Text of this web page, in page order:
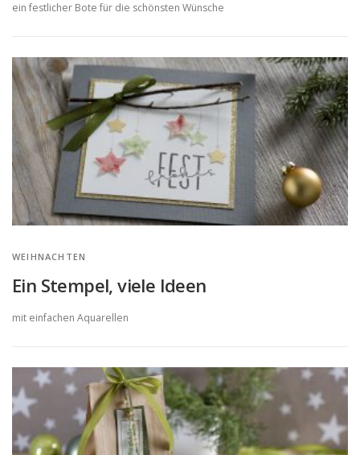
ein festlicher Bote für die schönsten Wünsche
WEIHNACHTEN
Ein Stempel, viele Ideen
mit einfachen Aquarellen